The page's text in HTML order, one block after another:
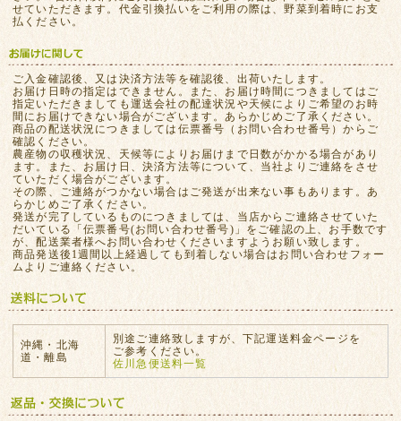
せていただきます。代金引換払いをご利用の際は、野菜到着時にお支
払ください。
ご入金確認後、又は決済方法等を確認後、出荷いたします。
お届け日時の指定はできません。また、お届け時間につきましてはご
指定いただきましても運送会社の配達状況や天候によりご希望のお時
間にお届けできない場合がございます。あらかじめご了承ください。
商品の配送状況につきましては伝票番号（お問い合わせ番号）からご
確認ください。
農産物の収穫状況、天候等によりお届けまで日数がかかる場合があり
ます。また、お届け日、決済方法等について、当社よりご連絡をさせ
ていただく場合がございます。
その際、ご連絡がつかない場合はご発送が出来ない事もあります。あ
らかじめご了承ください。
発送が完了しているものにつきましては、当店からご連絡させていた
だいている「伝票番号(お問い合わせ番号)」をご確認の上、お手数です
が、配送業者様へお問い合わせくださいますようお願い致します。
商品発送後1週間以上経過しても到着しない場合はお問い合わせフォー
ムよりご連絡ください。
沖縄・北海
道・離島
別途ご連絡致しますが、下記運送料金ページを
ご参考ください。
佐川急便送料一覧